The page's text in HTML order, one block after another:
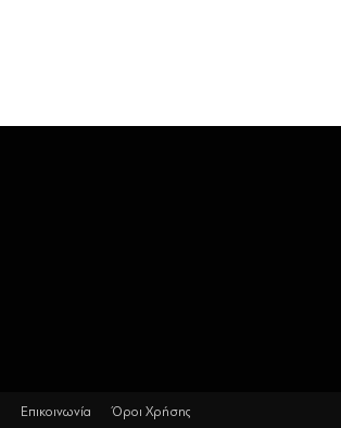
Επικοινωνία Όροι Χρήσης